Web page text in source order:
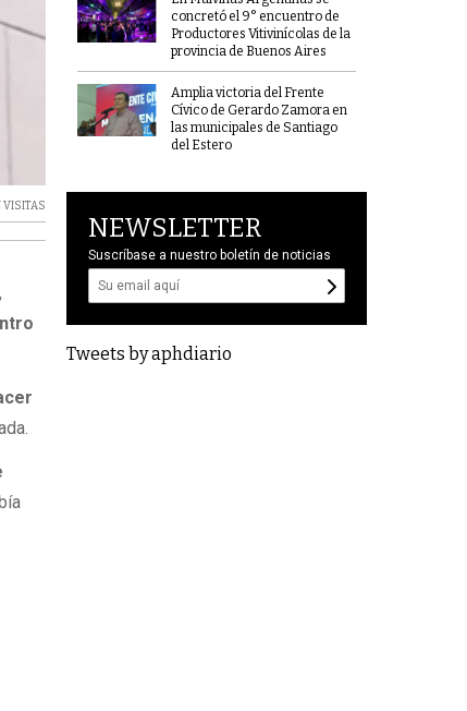
VISITAS
concretó el 9° encuentro de
Productores Vitivinícolas de la
provincia de Buenos Aires
Amplia victoria del Frente
Cívico de Gerardo Zamora en
las municipales de Santiago
del Estero
NEWSLETTER
Suscríbase a nuestro boletín de noticias
Tweets by aphdiario